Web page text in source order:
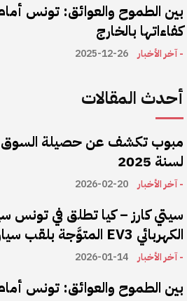
بين الطموح والعوائق: تونس
كفاءاتها بالخارج
- آخر الأخبار 2025-12-26
أحدث المقالات
مبوب تكشف عن حصيلة السوق
لسنة 2025
- آخر الأخبار 2026-02-20
سيتي كارز – كيا تطلق في تونس
الكهربائي EV3 المتوَّجة بلقب سيارة العام عالميًا
- آخر الأخبار 2026-01-14
بين الطموح والعوائق: تونس